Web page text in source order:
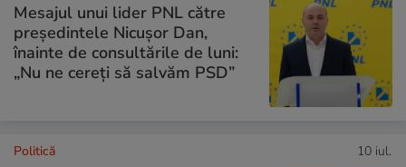
Mesajul unui lider PNL către
președintele Nicușor Dan,
înainte de consultările de luni:
„Nu ne cereți să salvăm PSD”
Politică 10 iul.